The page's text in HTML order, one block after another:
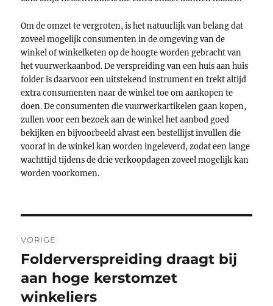
Om de omzet te vergroten, is het natuurlijk van belang dat
zoveel mogelijk consumenten in de omgeving van de
winkel of winkelketen op de hoogte worden gebracht van
het vuurwerkaanbod. De verspreiding van een huis aan huis
folder is daarvoor een uitstekend instrument en trekt altijd
extra consumenten naar de winkel toe om aankopen te
doen. De consumenten die vuurwerkartikelen gaan kopen,
zullen voor een bezoek aan de winkel het aanbod goed
bekijken en bijvoorbeeld alvast een bestellijst invullen die
vooraf in de winkel kan worden ingeleverd, zodat een lange
wachttijd tijdens de drie verkoopdagen zoveel mogelijk kan
worden voorkomen.
navigatie
VORIGE
Vorig
bericht:
Folderverspreiding draagt bij
aan hoge kerstomzet
winkeliers